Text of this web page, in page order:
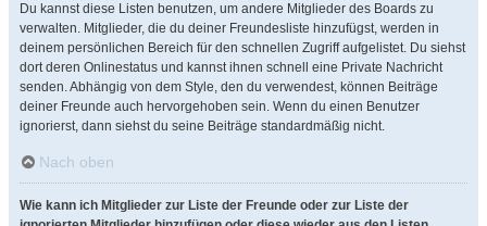
Du kannst diese Listen benutzen, um andere Mitglieder des Boards zu
verwalten. Mitglieder, die du deiner Freundesliste hinzufügst, werden in
deinem persönlichen Bereich für den schnellen Zugriff aufgelistet. Du siehst
dort deren Onlinestatus und kannst ihnen schnell eine Private Nachricht
senden. Abhängig von dem Style, den du verwendest, können Beiträge
deiner Freunde auch hervorgehoben sein. Wenn du einen Benutzer
ignorierst, dann siehst du seine Beiträge standardmäßig nicht.
Nach oben
Wie kann ich Mitglieder zur Liste der Freunde oder zur Liste der